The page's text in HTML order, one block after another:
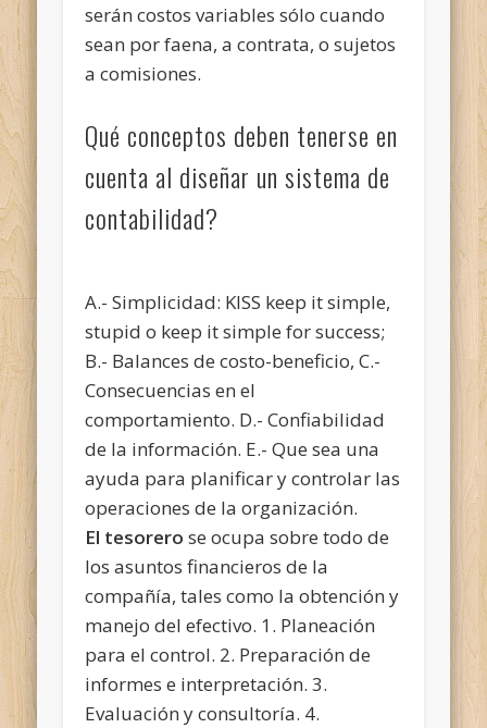
serán costos variables sólo cuando
sean por faena, a contrata, o sujetos
a comisiones.
Qué conceptos deben tenerse en
cuenta al diseñar un sistema de
contabilidad?
A.- Simplicidad: KISS keep it simple,
stupid o keep it simple for success;
B.- Balances de costo-beneficio, C.-
Consecuencias en el
comportamiento. D.- Confiabilidad
de la información. E.- Que sea una
ayuda para planificar y controlar las
operaciones de la organización.
El tesorero se ocupa sobre todo de
los asuntos financieros de la
compañía, tales como la obtención y
manejo del efectivo. 1. Planeación
para el control. 2. Preparación de
informes e interpretación. 3.
Evaluación y consultoría. 4.